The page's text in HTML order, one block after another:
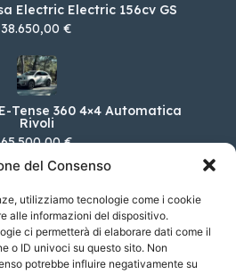
del Consenso
utilizziamo tecnologie come i cookie
alle informazioni del dispositivo.
ci permetterà di elaborare dati come il
o ID univoci su questo sito. Non
potrebbe influire negativamente su
Electric Electric 156cv GS
38.650,00 €
Tense 360 4×4 Automatica
Rivoli
65.500,00 €
2.0 T 280 CV Tributo
AT8 Q4
72.450,00 €